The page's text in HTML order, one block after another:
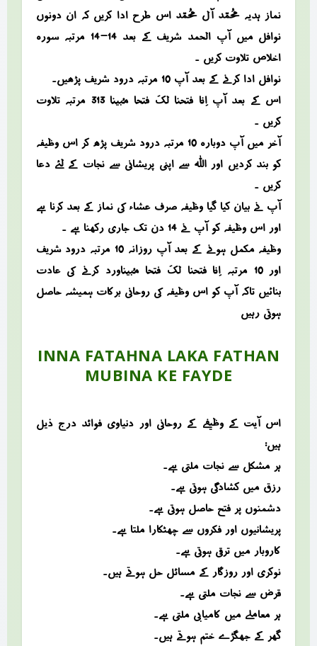
نماز ہدیہ محمد آل محمد اس طرح ادا کریں کہ ان دونوں
نوافل میں آپ الحمد شریف کے بعد 14-14 مرتبہ سورہ
اخلاص تلاوت کریں ۔
نوافل ادا کرنے کے بعد آپ 10 مرتبہ درود شریف پڑھیں۔
اس کے بعد آپ اِنَّا فَتَحْنَا لَکَ فَتْحًا مُّبِیْنًا 313 مرتبہ تلاوت
کریں ۔
آخر میں آپ دوبارہ 10 مرتبہ درود شریف پڑھ کر اس وظیفہ
کو بند کردیں اور اللہ سے اپنی پریشانی سے نجات کے لئے دعا
کریں ۔
آپ نے بیان کیا گیا وظیفہ صرف عشاء کی نماز کے بعد کرنا ہے
اور اس وظیفہ کو آپ نے 14 دن تک جاری رکھنا ہے ۔
وظیفہ مکمل ہونے کے بعد آپ روزانہ 10 مرتبہ درود شریف
اور 10 مرتبہ
اِنَّا فَتَحْنَا لَکَ فَتْحًا مُّبِیْنًاورد کرنے کی عادت
بنائیں تاکہ آپ کو اس وظیفہ کی روحانی برکات ہمیشہ حاصل
ہوتی رہیں
INNA FATAHNA LAKA FATHAN
MUBINA KE FAYDE
اس آیت کے وظیفے کے روحانی اور دنیاوی فوائد درج ذیل
ہیں:
ہر مشکل سے نجات ملتی ہے۔
رزق میں کشادگی ہوتی ہے۔
دشمنوں پر فتح حاصل ہوتی ہے۔
پریشانیوں اور فکروں سے چھٹکارا ملتا ہے۔
کاروبار میں ترقی ہوتی ہے۔
نوکری اور روزگار کے مسائل حل ہوتے ہیں۔
قرض سے نجات ملتی ہے۔
ہر معاملے میں کامیابی ملتی ہے۔
گھر کے جھگڑے ختم ہوتے ہیں۔